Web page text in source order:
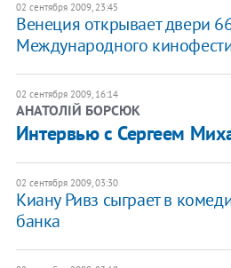
02 сентября 2009, 23:45
Венеция открывает двери
Международного
02 сентября 2009, 16:14
АНАТОЛІЙ БОРСЮК
Интервью с Сергеем
02 сентября 2009, 03:30
Киану Ривз сыграет в
банка